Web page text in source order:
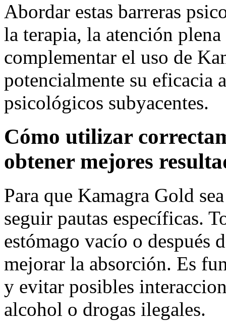
Abordar estas barreras
la terapia, la atención
complementar el uso de
potencialmente su eficacia
psicológicos subyacentes.
Cómo utilizar
obtener mejores
Para que Kamagra Gold
seguir pautas específicas.
estómago vacío o después
mejorar la absorción. Es
y evitar posibles
alcohol o drogas ilegales.